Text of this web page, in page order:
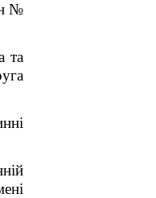
№
та